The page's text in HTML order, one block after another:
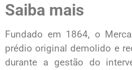
Saiba mais
Fundado em 1864, o
prédio original demolido e
durante a gestão do